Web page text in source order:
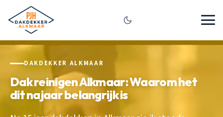
DAKDEKKER ALKMAAR
Dak reinigen Alkmaar: Waarom het
dit najaar belangrijk is